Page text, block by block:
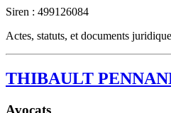
Siren : 499126084
Actes, statuts, et documents
THIBAULT
Avocats